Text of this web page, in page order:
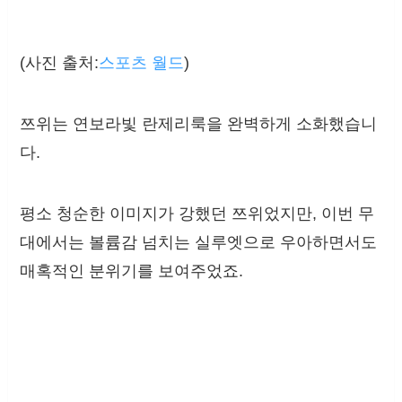
(사진 출처:스포츠 월드)
쯔위는 연보라빛 란제리룩을 완벽하게 소화했습니
다.
평소 청순한 이미지가 강했던 쯔위었지만, 이번 무
대에서는 볼륨감 넘치는 실루엣으로 우아하면서도
매혹적인 분위기를 보여주었죠.